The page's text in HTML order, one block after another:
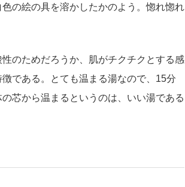
の絵の具を溶かしたかのよう。惚れ惚れ
のためだろうか、肌がチクチクとする感
である。とても温まる湯なので、15分
芯から温まるというのは、いい湯である